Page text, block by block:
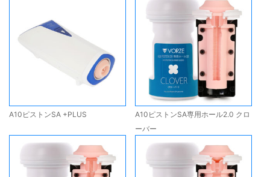
A10ピストンSA +PLUS
A10ピストンSA専用ホール2.0 クロ
ーバー